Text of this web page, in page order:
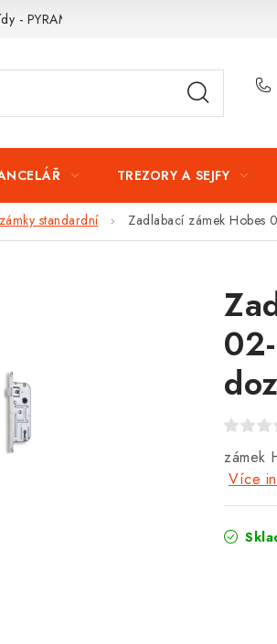
- PYRAMIDA BEZPEČNOSTI
TREZORY A SEJFY
standardní Zadlabací zámek
zámek
Více